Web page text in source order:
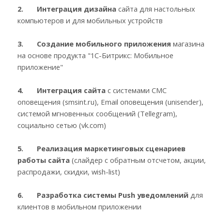
2. Интеграция дизайна сайта для настольных
компьютеров и для мобильных устройств
3. Создание мобильного приложения магазина
на основе продукта "1С-Битрикс: Мобильное
приложение"
4. Интеграция сайта с системами СМС
оповещения (smsint.ru), Email оповещения (unisender),
системой мгновенных сообщений (Tellegram),
социально сетью (vk.com)
5. Реализация маркетинговых сценариев
работы сайта (слайдер с обратным отсчетом, акции,
распродажи, скидки, wish-list)
6. Разработка системы Push уведомлений для
клиентов в мобильном приложении